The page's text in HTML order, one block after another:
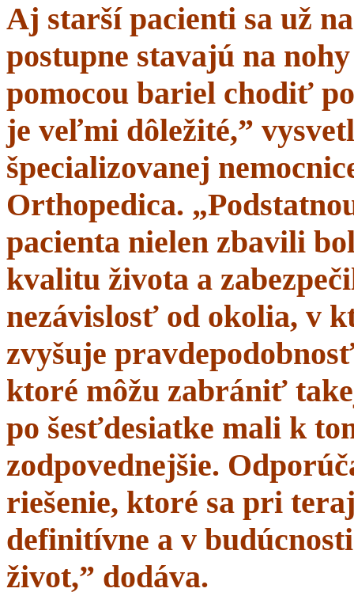
Aj starší pacienti sa už
postupne stavajú na
pomocou bariel chodiť
je veľmi dôležité,”
špecializovanej
Orthopedica.
pacienta nielen zbavili
kvalitu života a
nezávislosť od okolia, v
zvyšuje
ktoré môžu zabrániť
po šesťdesiatke mali k
zodpovednejšie.
riešenie, ktoré sa pri
definitívne a v
život,” dodáva.